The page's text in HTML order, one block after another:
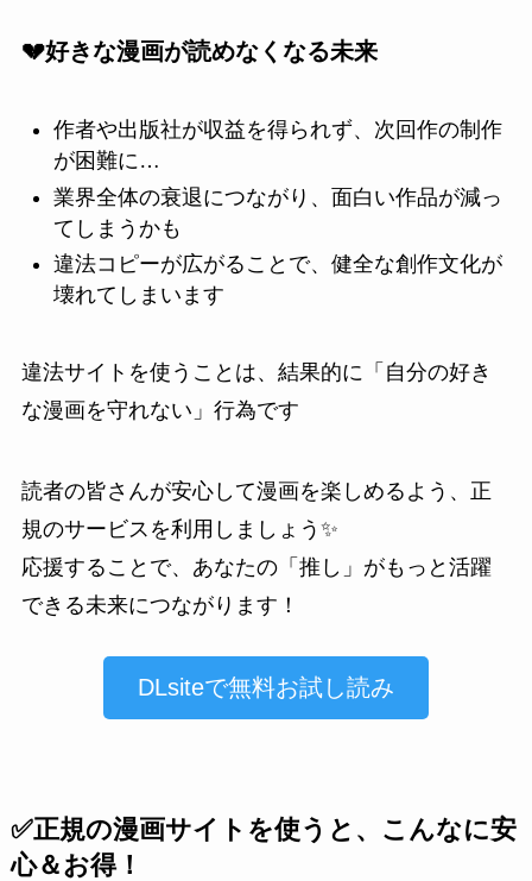
💔好きな漫画が読めなくなる未来
作者や出版社が収益を得られず、次回作の制作
が困難に…
業界全体の衰退につながり、面白い作品が減っ
てしまうかも
違法コピーが広がることで、健全な創作文化が
壊れてしまいます
違法サイトを使うことは、結果的に「自分の好き
な漫画を守れない」行為です
読者の皆さんが安心して漫画を楽しめるよう、正
規のサービスを利用しましょう✨
応援することで、あなたの「推し」がもっと活躍
できる未来につながります！
DLsiteで無料お試し読み
✅正規の漫画サイトを使うと、こんなに安
心＆お得！